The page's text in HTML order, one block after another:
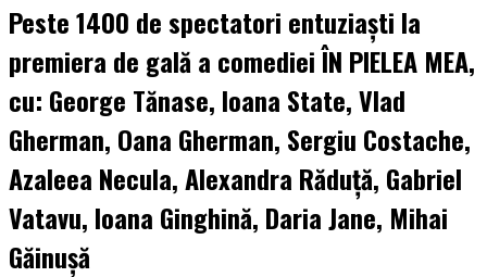
Peste 1400 de spectatori entuziaști la
premiera de gală a comediei ÎN PIELEA MEA,
cu: George Tănase, Ioana State, Vlad
Gherman, Oana Gherman, Sergiu Costache,
Azaleea Necula, Alexandra Răduță, Gabriel
Vatavu, Ioana Ginghină, Daria Jane, Mihai
Găinușă